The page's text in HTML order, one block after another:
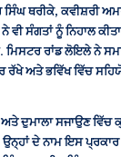
ਸਿੰਘ ਥਰੀਕੇ, ਕਵੀਸ਼ਰੀ
ਵੀ ਸੰਗਤਾਂ ਨੂੰ ਨਿਹਾਲ
ਰਾਂਡ ਲੋਇਲੇ ਨੇ
ਰੱਖੇ ਅਤੇ ਭਵਿੱਖ ਵਿੱਚ
ਅਤੇ ਦੁਮਾਲਾ ਸਜਾਉਣ ਵਿੱਚ
ਉਨ੍ਹਾਂ ਦੇ ਨਾਮ ਇਸ